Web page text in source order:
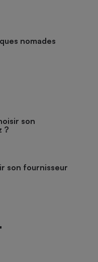
nomades
son
?
son fournisseur